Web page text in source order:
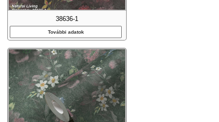
38636-1
További adatok